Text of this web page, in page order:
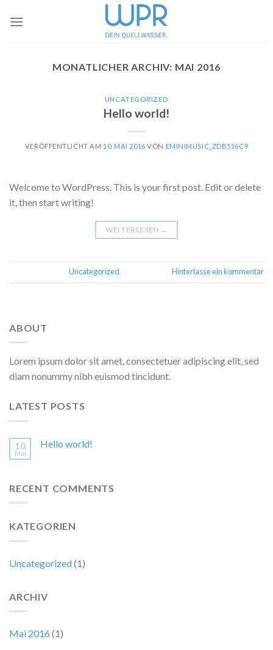
MONATLICHER ARCHIV: MAI 2016
UNCATEGORIZED
Hello world!
VERÖFFENTLICHT AM 10. MAI 2016 VON EMINIMUSIC_ZDB516C9
Welcome to WordPress. This is your first post. Edit or delete
it, then start writing!
WEITERLESEN →
Uncategorized Hinterlasse ein kommentar
ABOUT
Lorem ipsum dolor sit amet, consectetuer adipiscing elit, sed
diam nonummy nibh euismod tincidunt.
LATEST POSTS
10
Mai
Hello world!
RECENT COMMENTS
KATEGORIEN
Uncategorized(1)
ARCHIV
Mai 2016 (1)